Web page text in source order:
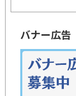
バナー広告